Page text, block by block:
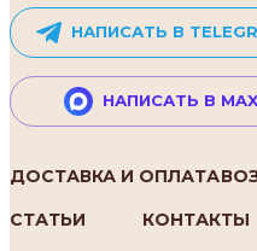
НАПИСАТЬ В
НАПИСАТЬ В MAX
ДОСТАВКА И ОПЛАТА
СТАТЬИ
КОНТАКТЫ